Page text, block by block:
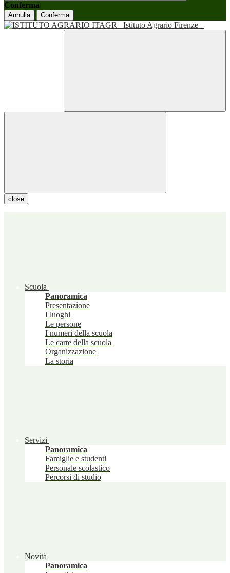
Conferma
Annulla Conferma
Istituto Agrario Firenze
close
Scuola
Panoramica
Presentazione
I luoghi
Le persone
I numeri della scuola
Le carte della scuola
Organizzazione
La storia
Servizi
Panoramica
Famiglie e studenti
Personale scolastico
Percorsi di studio
Novità
Panoramica